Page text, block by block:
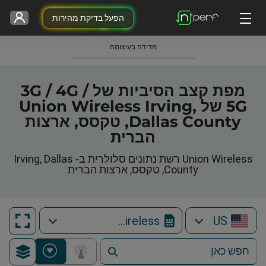
הפעל בדיקת מהירות
מדידה בעיצומה
מפת קצב הסיביות של 3G / 4G /
5G של Union Wireless Irving,
Dallas County, טקסס, ארצות
הברית
Union Wireless רשת נתונים סלולרית ב- Irving, Dallas
County, טקסס, ארצות הברית
US
Union Wireless